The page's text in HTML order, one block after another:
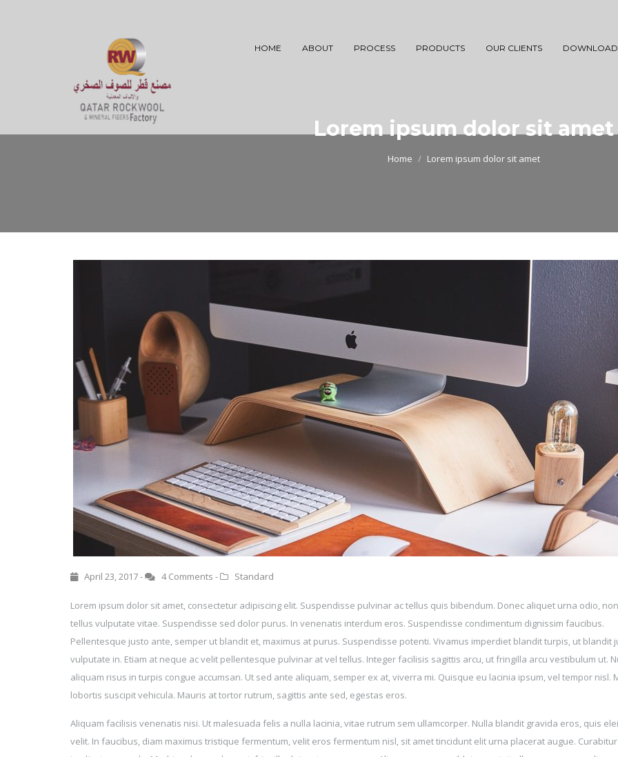
HOME ABOUT PROCESS PRODUCTS OUR CLIENTS
Lorem ipsum dolor sit amet
Home Lorem ipsum dolor sit amet
April 23, 2017 - 4 Comments - Standard
Lorem ipsum dolor sit amet, consectetur adipiscing elit. Suspendisse pulvinar ac tellus quis bibendum. Donec aliquet urna odio,
tellus vulputate vitae. Suspendisse sed dolor purus. In venenatis interdum eros. Suspendisse condimentum dignissim faucibus.
Pellentesque justo ante, semper ut blandit et, maximus at purus. Suspendisse potenti. Vivamus imperdiet blandit turpis, ut blandit
vulputate in. Etiam at neque ac velit pellentesque pulvinar at vel tellus. Integer facilisis sagittis arcu, ut fringilla arcu vestibulum ut.
aliquam risus in turpis congue accumsan. Ut sed ante aliquam, semper ex at, viverra mi. Quisque eu lacinia ipsum, vel tempor nisl.
lobortis suscipit vehicula. Mauris at tortor rutrum, sagittis ante sed, egestas eros.
Aliquam facilisis venenatis nisi. Ut malesuada felis a nulla lacinia, vitae rutrum sem ullamcorper. Nulla blandit gravida eros, quis
velit. In faucibus, diam maximus tristique fermentum, velit eros fermentum nisl, sit amet tincidunt elit urna placerat augue.